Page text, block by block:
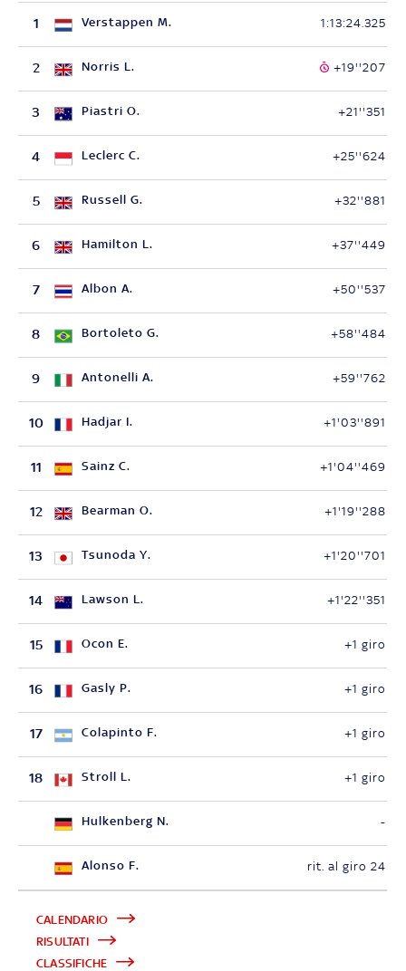
1 Verstappen M. 1:13:24.325
2 Norris L. +19''207
3 Piastri O. +21''351
4 Leclerc C. +25''624
5 Russell G. +32''881
6 Hamilton L. +37''449
7 Albon A. +50''537
8 Bortoleto G. +58''484
9 Antonelli A. +59''762
10 Hadjar I. +1'03''891
11 Sainz C. +1'04''469
12 Bearman O. +1'19''288
13 Tsunoda Y. +1'20''701
14 Lawson L. +1'22''351
15 Ocon E. +1 giro
16 Gasly P. +1 giro
17 Colapinto F. +1 giro
18 Stroll L. +1 giro
Hulkenberg N. -
Alonso F. rit. al giro 24
CALENDARIO
RISULTATI
CLASSIFICHE